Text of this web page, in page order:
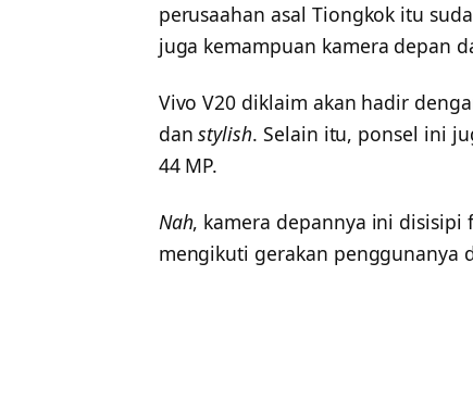
perusaahan asal Tiongkok itu
juga kemampuan kamera depan
Vivo V20 diklaim akan hadir
danstylish. Selain itu, ponsel ini
44 MP.
Nah, kamera depannya ini disisipi
mengikuti gerakan penggunanya